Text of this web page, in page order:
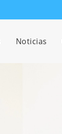
Noticias